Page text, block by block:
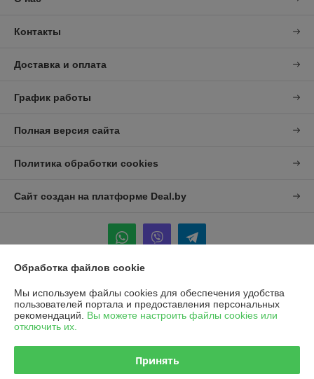
Контакты
Доставка и оплата
График работы
Полная версия сайта
Политика обработки cookies
Сайт создан на платформе Deal.by
Информация для покупателя
Юридическое лицо:УП "Агро-Дон-Снаб"
220086 г. Минск, ул. Славинского 8А, к.5
Регистрационный номер ЕГР: 190437992
Обработка файлов cookie
Мы используем файлы cookies для обеспечения удобства
пользователей портала и предоставления персональных
рекомендаций. Вы можете настроить файлы cookies или
отключить их.
Принять